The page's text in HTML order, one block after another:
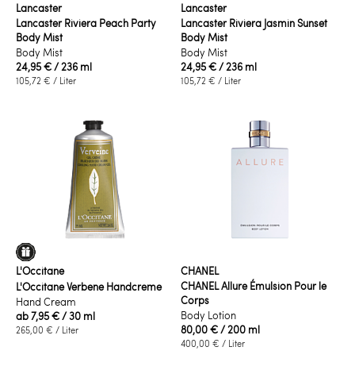
Lancaster
Lancaster Riviera Peach Party
Body Mist
Body Mist
24,95 €/ 236 ml
105,72 € / Liter
Lancaster
Lancaster Riviera Jasmin Sunset
Body Mist
Body Mist
24,95 €/ 236 ml
105,72 € / Liter
L'Occitane
L'Occitane Verbene Handcreme
Hand Cream
ab7,95 €/ 30 ml
265,00 € / Liter
CHANEL
CHANEL Allure Émulsion Pour le
Corps
Body Lotion
80,00 €/ 200 ml
400,00 € / Liter